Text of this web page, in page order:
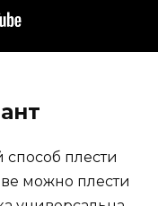
плести
можно плести